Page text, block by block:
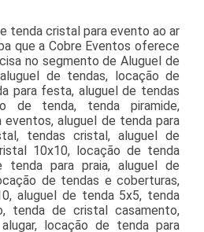
tenda cristal para evento ao ar
que a Cobre Eventos oferece
no segmento de Aluguel de
de tendas, locação de
para festa, aluguel de tendas
de tenda, tenda piramide,
eventos, aluguel de tenda para
tendas cristal, aluguel de
10x10, locação de tenda
tenda para praia, aluguel de
de tendas e coberturas,
aluguel de tenda 5x5, tenda
tenda de cristal casamento,
locação de tenda para